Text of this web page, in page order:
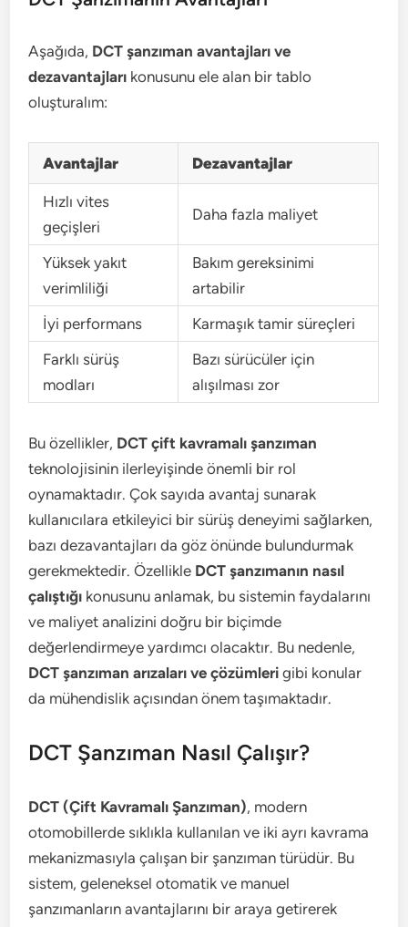
Aşağıda, DCT şanzıman avantajları ve
dezavantajları konusunu ele alan bir tablo
oluşturalım:
Avantajlar Dezavantajlar
Hızlı vites
geçişleri
Daha fazla maliyet
Yüksek yakıt
verimliliği
Bakım gereksinimi
artabilir
İyi performans
Karmaşık tamir süreçleri
Farklı sürüş
modları
Bazı sürücüler için
alışılması zor
Bu özellikler, DCT çift kavramalı şanzıman
teknolojisinin ilerleyişinde önemli bir rol
oynamaktadır. Çok sayıda avantaj sunarak
kullanıcılara etkileyici bir sürüş deneyimi sağlarken,
bazı dezavantajları da göz önünde bulundurmak
gerekmektedir. Özellikle DCT şanzımanın nasıl
çalıştığı konusunu anlamak, bu sistemin faydalarını
ve maliyet analizini doğru bir biçimde
değerlendirmeye yardımcı olacaktır. Bu nedenle,
DCT şanzıman arızaları ve çözümleri gibi konular
da mühendislik açısından önem taşımaktadır.
DCT Şanzıman Nasıl Çalışır?
DCT (Çift Kavramalı Şanzıman), modern
otomobillerde sıklıkla kullanılan ve iki ayrı kavrama
mekanizmasıyla çalışan bir şanzıman türüdür. Bu
sistem, geleneksel otomatik ve manuel
şanzımanların avantajlarını bir araya getirerek